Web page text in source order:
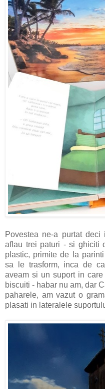
Povestea ne-a purtat
aflau trei paturi - si ghiciti
plastic, primite de la
sa le trasform, inca de
aveam si un suport in
biscuiti - habar nu am, dar
paharele, am vazut o
plasati in lateralele